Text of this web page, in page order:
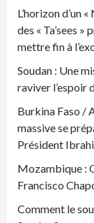
L’horizon d’un
des « Ta’sees
mettre fin à
Soudan : Une
raviver l’espoir
Burkina Faso /
massive se
Président
Mozambique :
Francisco
Comment le